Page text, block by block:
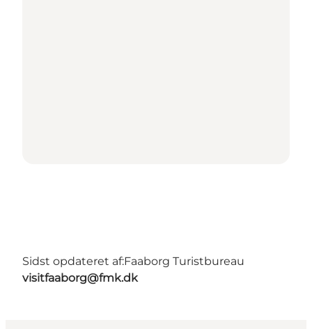
Sidst opdateret af:Faaborg Turistbureau
visitfaaborg@fmk.dk